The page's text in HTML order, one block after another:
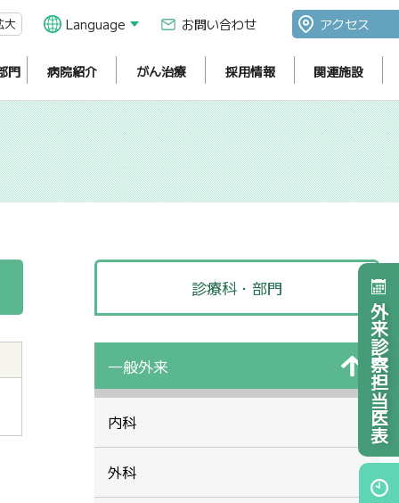
外来診察担当医表
大 Language お問い合わせ アクセス
門 病院紹介 がん治療 採用情報 関連施設
診療科・部門
一般外来
内科
外科